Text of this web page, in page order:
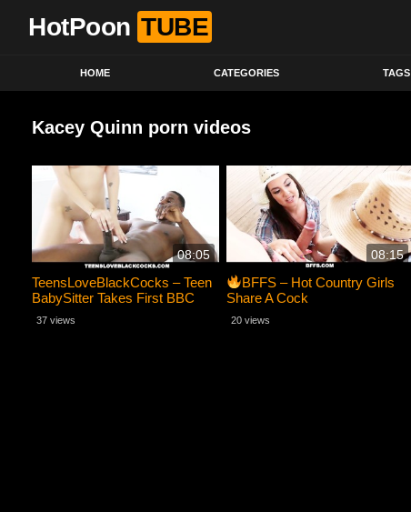
HotPoon TUBE
HOME CATEGORIES TAGS
Kacey Quinn porn videos
08:05
TeensLoveBlackCocks – Teen
BabySitter Takes First BBC
37 views
08:15
BFFS – Hot Country Girls
Share A Cock
20 views